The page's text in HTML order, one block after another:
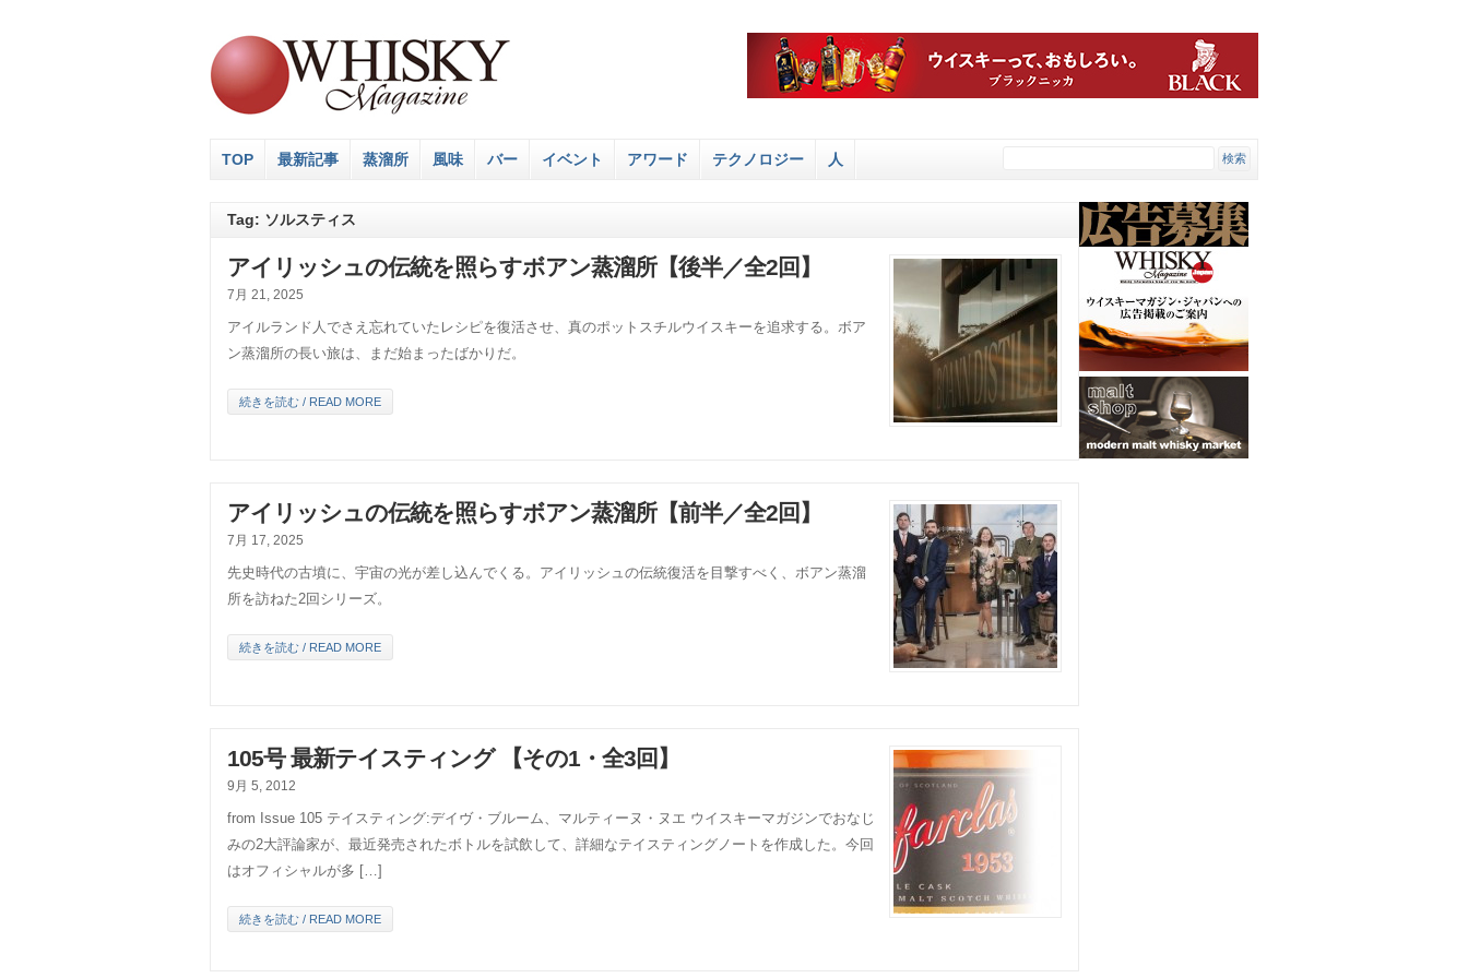
TOP 最新記事 蒸溜所 風味 バー イベント アワード テクノロジー 人
Tag: ソルスティス
アイリッシュの伝統を照らすボアン蒸溜所【後半／全2回】
7月 21, 2025
アイルランド人でさえ忘れていたレシピを復活させ、真のポットスチルウイスキーを追求する。ボア
ン蒸溜所の長い旅は、まだ始まったばかりだ。
続きを読む / READ MORE
アイリッシュの伝統を照らすボアン蒸溜所【前半／全2回】
7月 17, 2025
先史時代の古墳に、宇宙の光が差し込んでくる。アイリッシュの伝統復活を目撃すべく、ボアン蒸溜
所を訪ねた2回シリーズ。
続きを読む / READ MORE
105号 最新テイスティング 【その1・全3回】
9月 5, 2012
from Issue 105 テイスティング:デイヴ・ブルーム、マルティーヌ・ヌエ ウイスキーマガジンでおなじ
みの2大評論家が、最近発売されたボトルを試飲して、詳細なテイスティングノートを作成した。今回
はオフィシャルが多 […]
続きを読む / READ MORE